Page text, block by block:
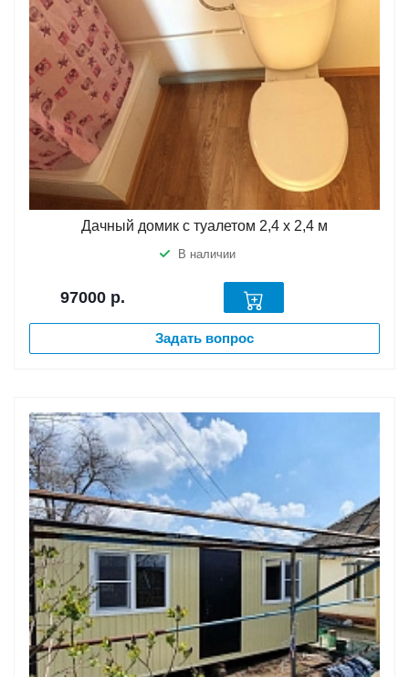
Дачный домик с туалетом 2,4 х 2,4 м
В наличии
97000 р.
Задать вопрос